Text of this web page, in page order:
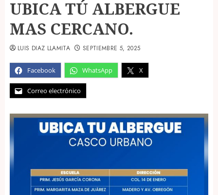
UBICA TÚ ALBERGUE
MAS CERCANO.
Facebook WhatsApp X
Correo electrónico
LUIS DIAZ LLAMITA SEPTIEMBRE 5, 2025